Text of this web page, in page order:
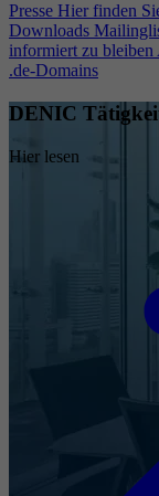
Presse Hier finden
Downloads
informiert zu bleiben
.de-Domains
DENIC
Hier lesen